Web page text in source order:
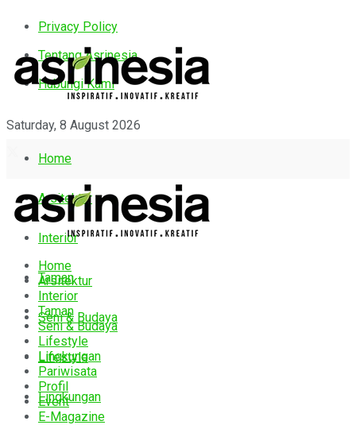
Privacy Policy
Tentang Asrinesia
Hubungi Kami
Saturday, 8 August 2026
Home
Arsitektur
Interior
Taman
Seni & Budaya
Lifestyle
Lingkungan
Home
Arsitektur
Interior
Taman
Seni & Budaya
Lifestyle
Lingkungan
Pariwisata
Profil
Event
E-Magazine